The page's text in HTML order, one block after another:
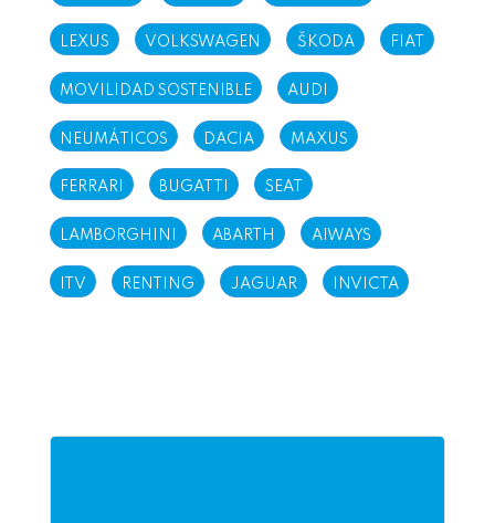
LEXUS VOLKSWAGEN ŠKODA FIAT
MOVILIDAD SOSTENIBLE AUDI
NEUMÁTICOS DACIA MAXUS
FERRARI BUGATTI SEAT
LAMBORGHINI ABARTH AIWAYS
ITV RENTING JAGUAR INVICTA